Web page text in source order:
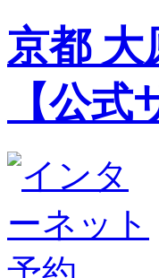
京都 大
【公式